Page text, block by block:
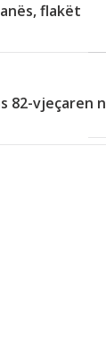
flakët
82-vjeçaren